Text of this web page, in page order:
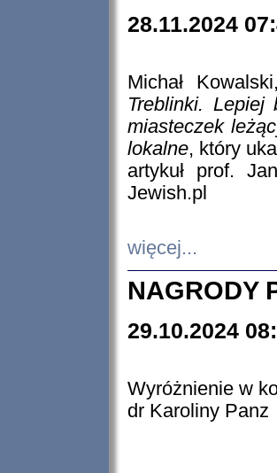
28.11.2024
Michał
Treblinki. Lepiej
miasteczek
lokalne, który
artykuł prof.
Jewish.pl
więcej...
NAGRODY
29.10.2024
Wyróżnienie w
dr Karoliny Panz